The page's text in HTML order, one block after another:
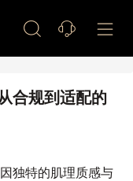
合规到适配的
独特的肌理质感与